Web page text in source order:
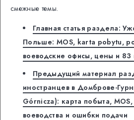
смежные темы.
Главная статья раздела:
Польше: MOS, karta pobytu,
воеводские офисы, цены и 83
Предыдущий материал
иностранцев в Домброве-
Górnicza): карта побыта,
воеводства и ошибки подачи